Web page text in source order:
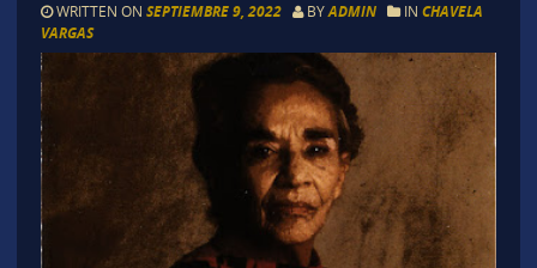
WRITTEN ON SEPTIEMBRE 9, 2022 BYADMIN IN CHAVELA
VARGAS